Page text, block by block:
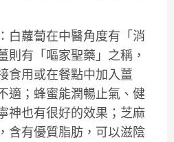
白蘿蔔在中醫角度有「消
則有「嘔家聖藥」之稱，
食用或在餐點中加入薑
適；蜂蜜能潤暢止氣、健
神也有很好的效果；芝麻
含有優質脂肪，可以滋陰